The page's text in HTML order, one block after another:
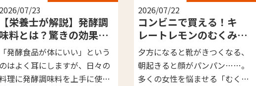
2026/07/22
コンビニで買える！キ
レートレモンのむくみ対
策効果とは？栄養士が論
文・メカニズムを徹底解
説
夕方になると靴がきつくなる、
朝起きると顔がパンパン……。
多くの女性を悩ませる「むく
2026/07/22
フィンランドの食文化と
は？幸福度世界一の国に
学ぶ、自然の恵みと素朴
な定番レシピ
世界のユニークな食文化や美味
しい料理をご紹介する世界食文
化紀行。 第2回目となる今回